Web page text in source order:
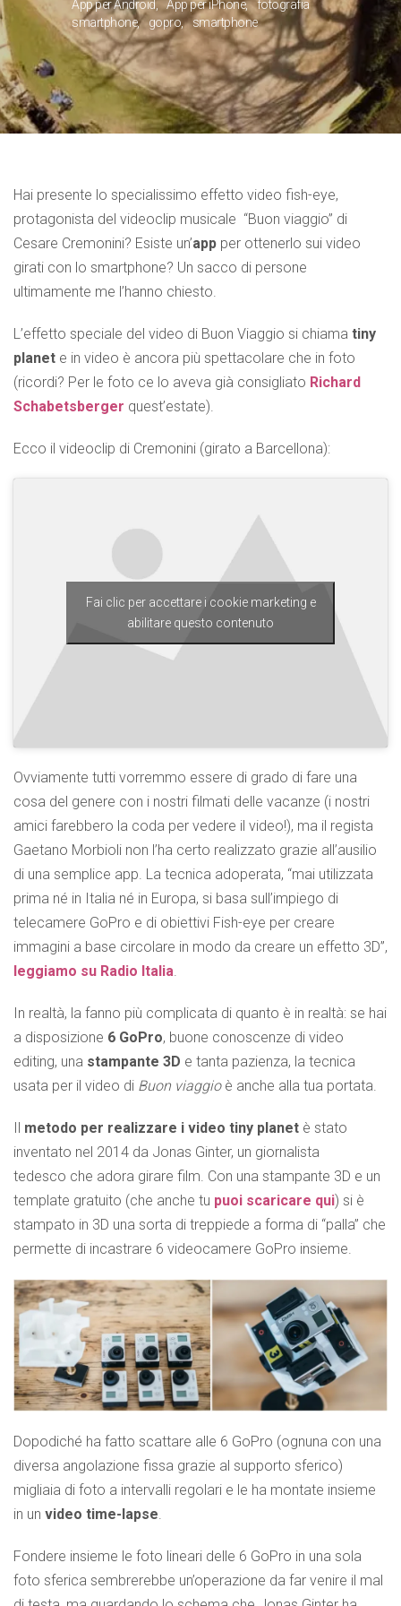
App per Android App per iPhone
fotografia
smartphone
gopro smartphone
Hai presente lo specialissimo effetto video fish-eye,
protagonista del videoclip musicale “Buon viaggio” di
Cesare Cremonini? Esiste un’app per ottenerlo sui video
girati con lo smartphone? Un sacco di persone
ultimamente me l’hanno chiesto.
L’effetto speciale del video di Buon Viaggio si chiama tiny
planet e in video è ancora più spettacolare che in foto
(ricordi? Per le foto ce lo aveva già consigliato Richard
Schabetsberger quest’estate).
Ecco il videoclip di Cremonini (girato a Barcellona):
Fai clic per accettare i cookie marketing e
abilitare questo contenuto
Ovviamente tutti vorremmo essere di grado di fare una
cosa del genere con i nostri filmati delle vacanze (i nostri
amici farebbero la coda per vedere il video!), ma il regista
Gaetano Morbioli non l’ha certo realizzato grazie all’ausilio
di una semplice app. La tecnica adoperata, “mai utilizzata
prima né in Italia né in Europa, si basa sull’impiego di
telecamere GoPro e di obiettivi Fish-eye per creare
immagini a base circolare in modo da creare un effetto 3D”,
leggiamo su Radio Italia.
In realtà, la fanno più complicata di quanto è in realtà: se hai
a disposizione 6 GoPro, buone conoscenze di video
editing, una stampante 3D e tanta pazienza, la tecnica
usata per il video di Buon viaggioè anche alla tua portata.
metodo per realizzare i video tiny planet è stato
inventato nel 2014 da Jonas Ginter, un giornalista
tedesco che adora girare film. Con una stampante 3D e un
template gratuito (che anche tu puoi scaricare qui) si è
stampato in 3D una sorta di treppiede a forma di “palla” che
permette di incastrare 6 videocamere GoPro insieme.
Dopodiché ha fatto scattare alle 6 GoPro (ognuna con una
diversa angolazione fissa grazie al supporto sferico)
migliaia di foto a intervalli regolari e le ha montate insieme
in un video time-lapse.
Fondere insieme le foto lineari delle 6 GoPro in una sola
foto sferica sembrerebbe un’operazione da far venire il mal